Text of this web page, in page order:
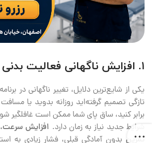
۱. افزایش ناگهانی فعالیت بدنی
یکی از شایع‌ترین دلایل، تغییر ناگهانی در
تازگی تصمیم گرفته‌اید روزانه بدوید یا
برابر کنید، ساق پای شما ممکن است غافلگیر
شرایط جدید نیاز به زمان دارد. افزایش
تمرین بدون آمادگی قبلی، فشار زیادی به